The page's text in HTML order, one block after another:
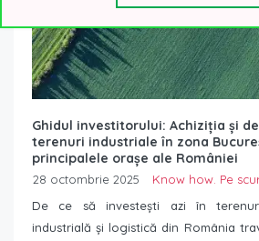
Ghidul investitorului: Achiziția și
terenuri industriale în zona
principalele orașe ale României
28 octombrie 2025
Know how. Pe
De ce să investești azi în
industrială și logistică din România